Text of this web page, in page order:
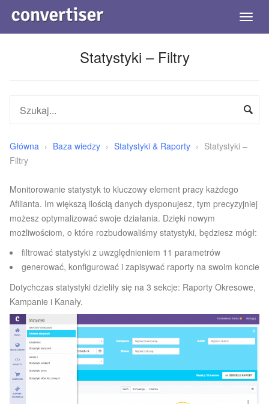
Statystyki – Filtry
Główna › Baza wiedzy › Statystyki & Raporty › Statystyki –
Filtry
Monitorowanie statystyk to kluczowy element pracy każdego
Afilianta. Im większą ilością danych dysponujesz, tym precyzyjniej
możesz optymalizować swoje działania. Dzięki nowym
możliwościom, o które rozbudowaliśmy statystyki, będziesz mógł:
filtrować statystyki z uwzględnieniem 11 parametrów
generować, konfigurować i zapisywać raporty na swoim koncie
Dotychczas statystyki dzieliły się na 3 sekcje: Raporty Okresowe,
Kampanie i Kanały.